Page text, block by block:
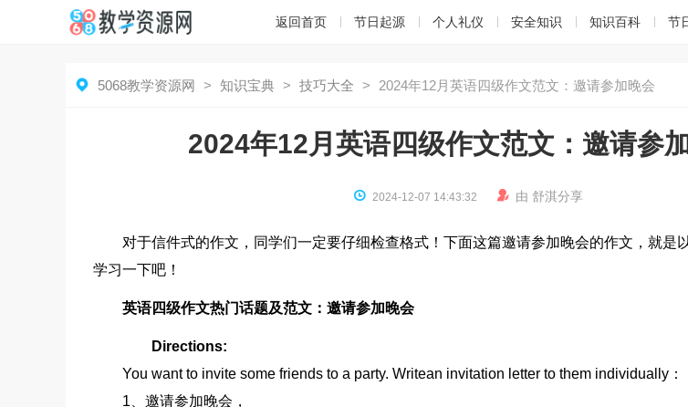
返回首页 节日起源 个人礼仪 安全知识 知识百科 节
 5068教学资源网 > 知识宝典 > 技巧大全 > 2024年12月英语四级作文范文：邀请参加晚会
2024年12月英语四级作文范文：邀请参
 2024-12-07 14:43:32  由 舒淇分享
对于信件式的作文，同学们一定要仔细检查格式！下面这篇邀请参加晚会的作文，就是
学习一下吧！
英语四级作文热门话题及范文：邀请参加晚会
Directions:
You want to invite some friends to a party. Writean invitation letter to them individually：
1、邀请参加晚会，